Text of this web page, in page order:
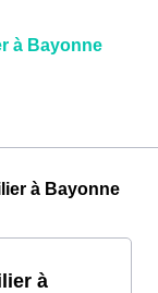
à Bayonne
à Bayonne
à